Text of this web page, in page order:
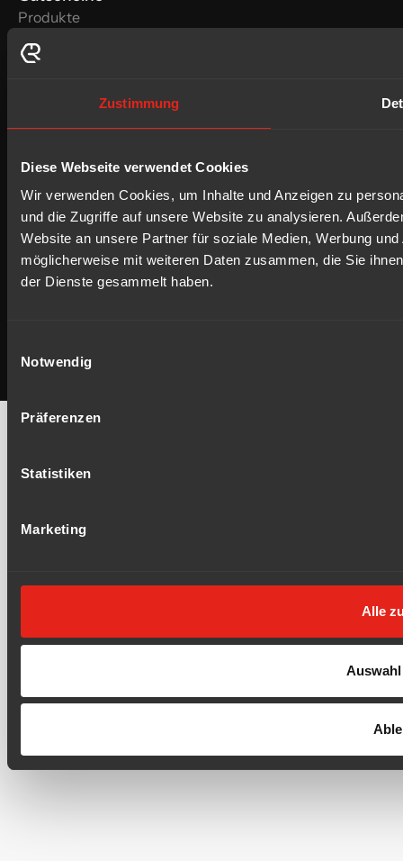
Zustimmung
Diese Webseite verwendet Cookies
Wir verwenden Cookies, um Inhalte und Anzeigen zu
und die Zugriffe auf unsere Website zu analysieren.
Website an unsere Partner für soziale Medien, Werbung
möglicherweise mit weiteren Daten zusammen, die Sie
der Dienste gesammelt haben.
Notwendig
Präferenzen
Statistiken
Marketing
Alle
Produkte
Siebträgermaschinen
Kaffeevollautomaten
La Cimbali
Kontakt
Kontaktformular
office@kms-sterner.at
+43 660 22 38 071